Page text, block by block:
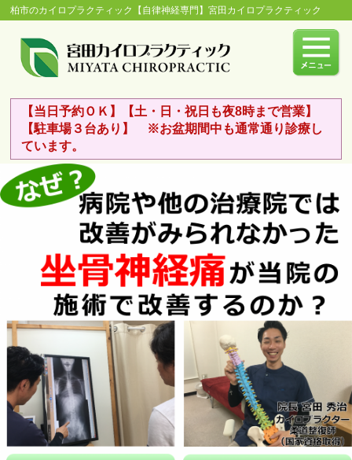
柏市のカイロプラクティック【自律神経専門】宮田カイロプラクティック
【当日予約ＯＫ】【土・日・祝日も夜8時まで営業】
【駐車場３台あり】 ※お盆期間中も通常通り診療し
ています。